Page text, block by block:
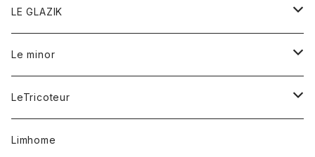
マフラー
リング
バンダナ
ショートパンツ
アウター
カーディガン
ショートパンツ
オーバーオール
シャツ
ワンピース
ワンピース
スウェット
アウター
Tシャツ
LE GLAZIK
レディース
コート
シャツ
Le minor
ボトム
スカート
レディース
LeTricoteur
カーディガン
Limhome